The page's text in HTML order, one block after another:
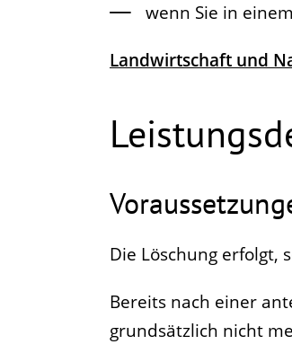
wenn Sie in
Landwirtschaft und
Die Löschung erfolgt,
Bereits nach einer
grundsätzlich nicht